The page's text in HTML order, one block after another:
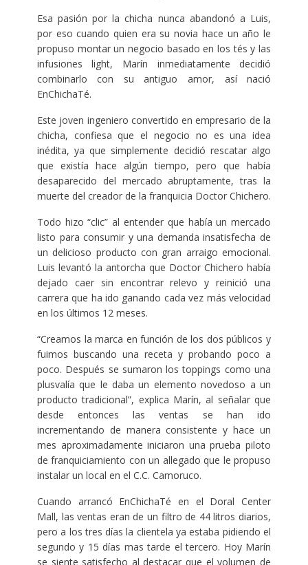
Esa pasión por la chicha nunca abandonó a Luis,
por eso cuando quien era su novia hace un año le
propuso montar un negocio basado en los tés y las
infusiones light, Marín inmediatamente decidió
combinarlo con su antiguo amor, así nació
EnChichaTé.
Este joven ingeniero convertido en empresario de la
chicha, confiesa que el negocio no es una idea
inédita, ya que simplemente decidió rescatar algo
que existía hace algún tiempo, pero que había
desaparecido del mercado abruptamente, tras la
muerte del creador de la franquicia Doctor Chichero.
Todo hizo “clic” al entender que había un mercado
listo para consumir y una demanda insatisfecha de
un delicioso producto con gran arraigo emocional.
Luis levantó la antorcha que Doctor Chichero había
dejado caer sin encontrar relevo y reinició una
carrera que ha ido ganando cada vez más velocidad
en los últimos 12 meses.
“Creamos la marca en función de los dos públicos y
fuimos buscando una receta y probando poco a
poco. Después se sumaron los toppings como una
plusvalía que le daba un elemento novedoso a un
producto tradicional”, explica Marín, al señalar que
desde entonces las ventas se han ido
incrementando de manera consistente y hace un
mes aproximadamente iniciaron una prueba piloto
de franquiciamiento con un allegado que le propuso
instalar un local en el C.C. Camoruco.
Cuando arrancó EnChichaTé en el Doral Center
Mall, las ventas eran de un filtro de 44 litros diarios,
pero a los tres días la clientela ya estaba pidiendo el
segundo y 15 días mas tarde el tercero. Hoy Marín
se siente satisfecho al destacar que el volumen de